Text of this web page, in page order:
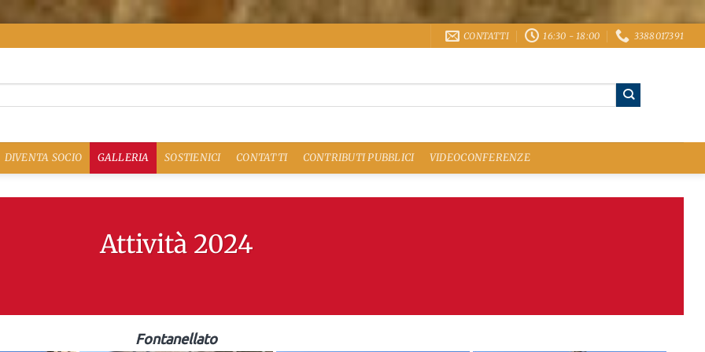
CONTATTI 16:30 - 18:00 3388017391
DIVENTA SOCIO GALLERIA SOSTIENICI CONTATTI CONTRIBUTI PUBBLICI VIDEOCONFERENZE
Attività 2024
Fontanellato